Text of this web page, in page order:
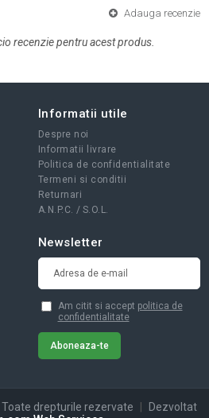
Adauga recenzie
recenzie pentru acest produs.
Informatii utile
Despre noi
Informatii livrare
Politica de confidentialitate
Termeni si conditii
Returnari
A.N.P.C. / S.O.L.
Newsletter
Am citit si accept politica de
confidentialitate
Toate drepturile rezervate |
Dezvoltat